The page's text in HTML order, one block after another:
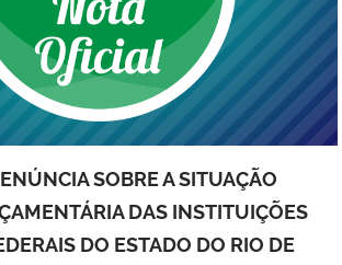
ENÚNCIA SOBRE A SITUAÇÃO
DAS INSTITUIÇÕES
DO ESTADO DO RIO DE